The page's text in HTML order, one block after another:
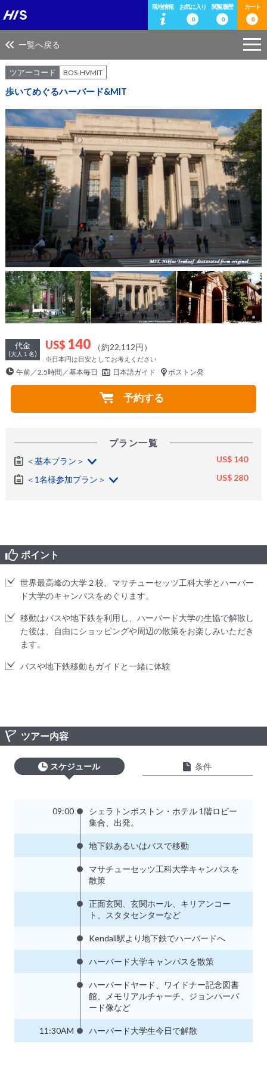
現地情報
お気に入り
0
閲覧履歴
0
カート
0
一覧へ戻る
ツアーコード BOS-HVMIT
歩いてめぐるハーバード&MIT
代金
(大人１名)
US$ 140 （約22,112円）
※日本円は目安としてお考えください
午前／2.5時間／基本毎日 日本語ガイド ボストン発
予約する
プラン一覧
＜基本プラン＞
US$ 140
＜1名様参加プラン＞
US$ 280
ポイント
世界最高峰の大学２校、マサチューセッツ工科大学とハーバー
ド大学のキャンパスをめぐります。
移動はバスや地下鉄を利用し、ハーバード大学の生協で解散し
た後は、自由にショッピングや周辺の散策をお楽しみいただき
ます。
バスや地下鉄移動もガイドと一緒に体験
ツアー内容
スケジュール 条件
09:00
シェラトンボストン・ホテル 1階ロビー
集合、出発。
地下鉄あるいはバスで移動
マサチューセッツ工科大学キャンパスを
散策
正面玄関、玄関ホール、キリアンコー
ト、スタタセンターなど
Kendall駅より地下鉄でハーバードへ
ハーバード大学キャンパスを散策
ハーバードヤード、ワイドナー記念図書
館、メモリアルチャーチ、ジョンハーバ
ード像など
11:30AM ハーバード大学生今日で解散